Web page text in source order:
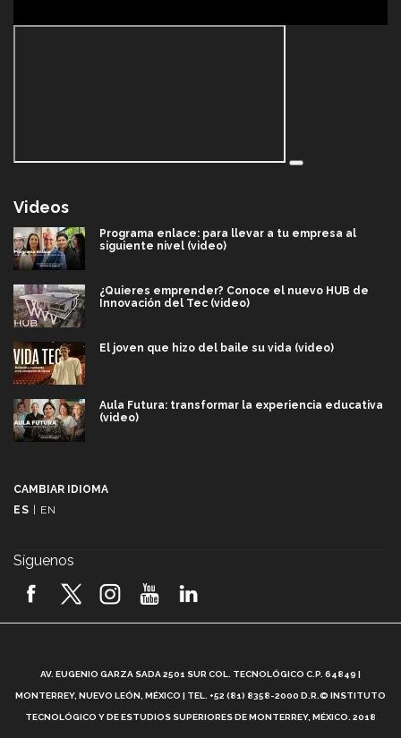
Videos
Programa enlace: para llevar a tu empresa al
siguiente nivel (video)
¿Quieres emprender? Conoce el nuevo HUB de
Innovación del Tec (video)
El joven que hizo del baile su vida (video)
Aula Futura: transformar la experiencia educativa
(video)
2026! (video)
¿Cómo es el Modelo Educativo Tec? (video)
CAMBIAR IDIOMA
ES
EN
Síguenos
AV. EUGENIO GARZA SADA 2501 SUR COL. TECNOLÓGICO C.P. 64849 |
MONTERREY, NUEVO LEÓN, MÉXICO | TEL. +52 (81) 8358-2000 D.R.© INSTITUTO
TECNOLÓGICO Y DE ESTUDIOS SUPERIORES DE MONTERREY, MÉXICO. 2018